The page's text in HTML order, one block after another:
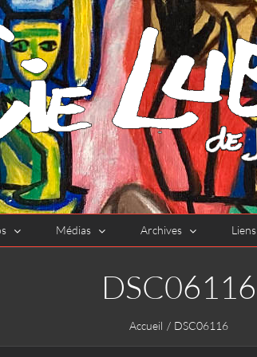
Médias Archives Liens
DSC06116
Accueil DSC06116